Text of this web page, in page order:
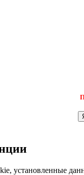
установленные